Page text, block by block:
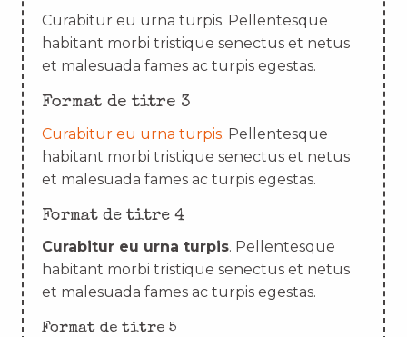
Curabitur eu urna turpis. Pellentesque
habitant morbi tristique senectus et netus
et malesuada fames ac turpis egestas.
Format de titre 3
Curabitur eu urna turpis. Pellentesque
habitant morbi tristique senectus et netus
et malesuada fames ac turpis egestas.
Format de titre 4
Curabitur eu urna turpis. Pellentesque
habitant morbi tristique senectus et netus
et malesuada fames ac turpis egestas.
Format de titre 5